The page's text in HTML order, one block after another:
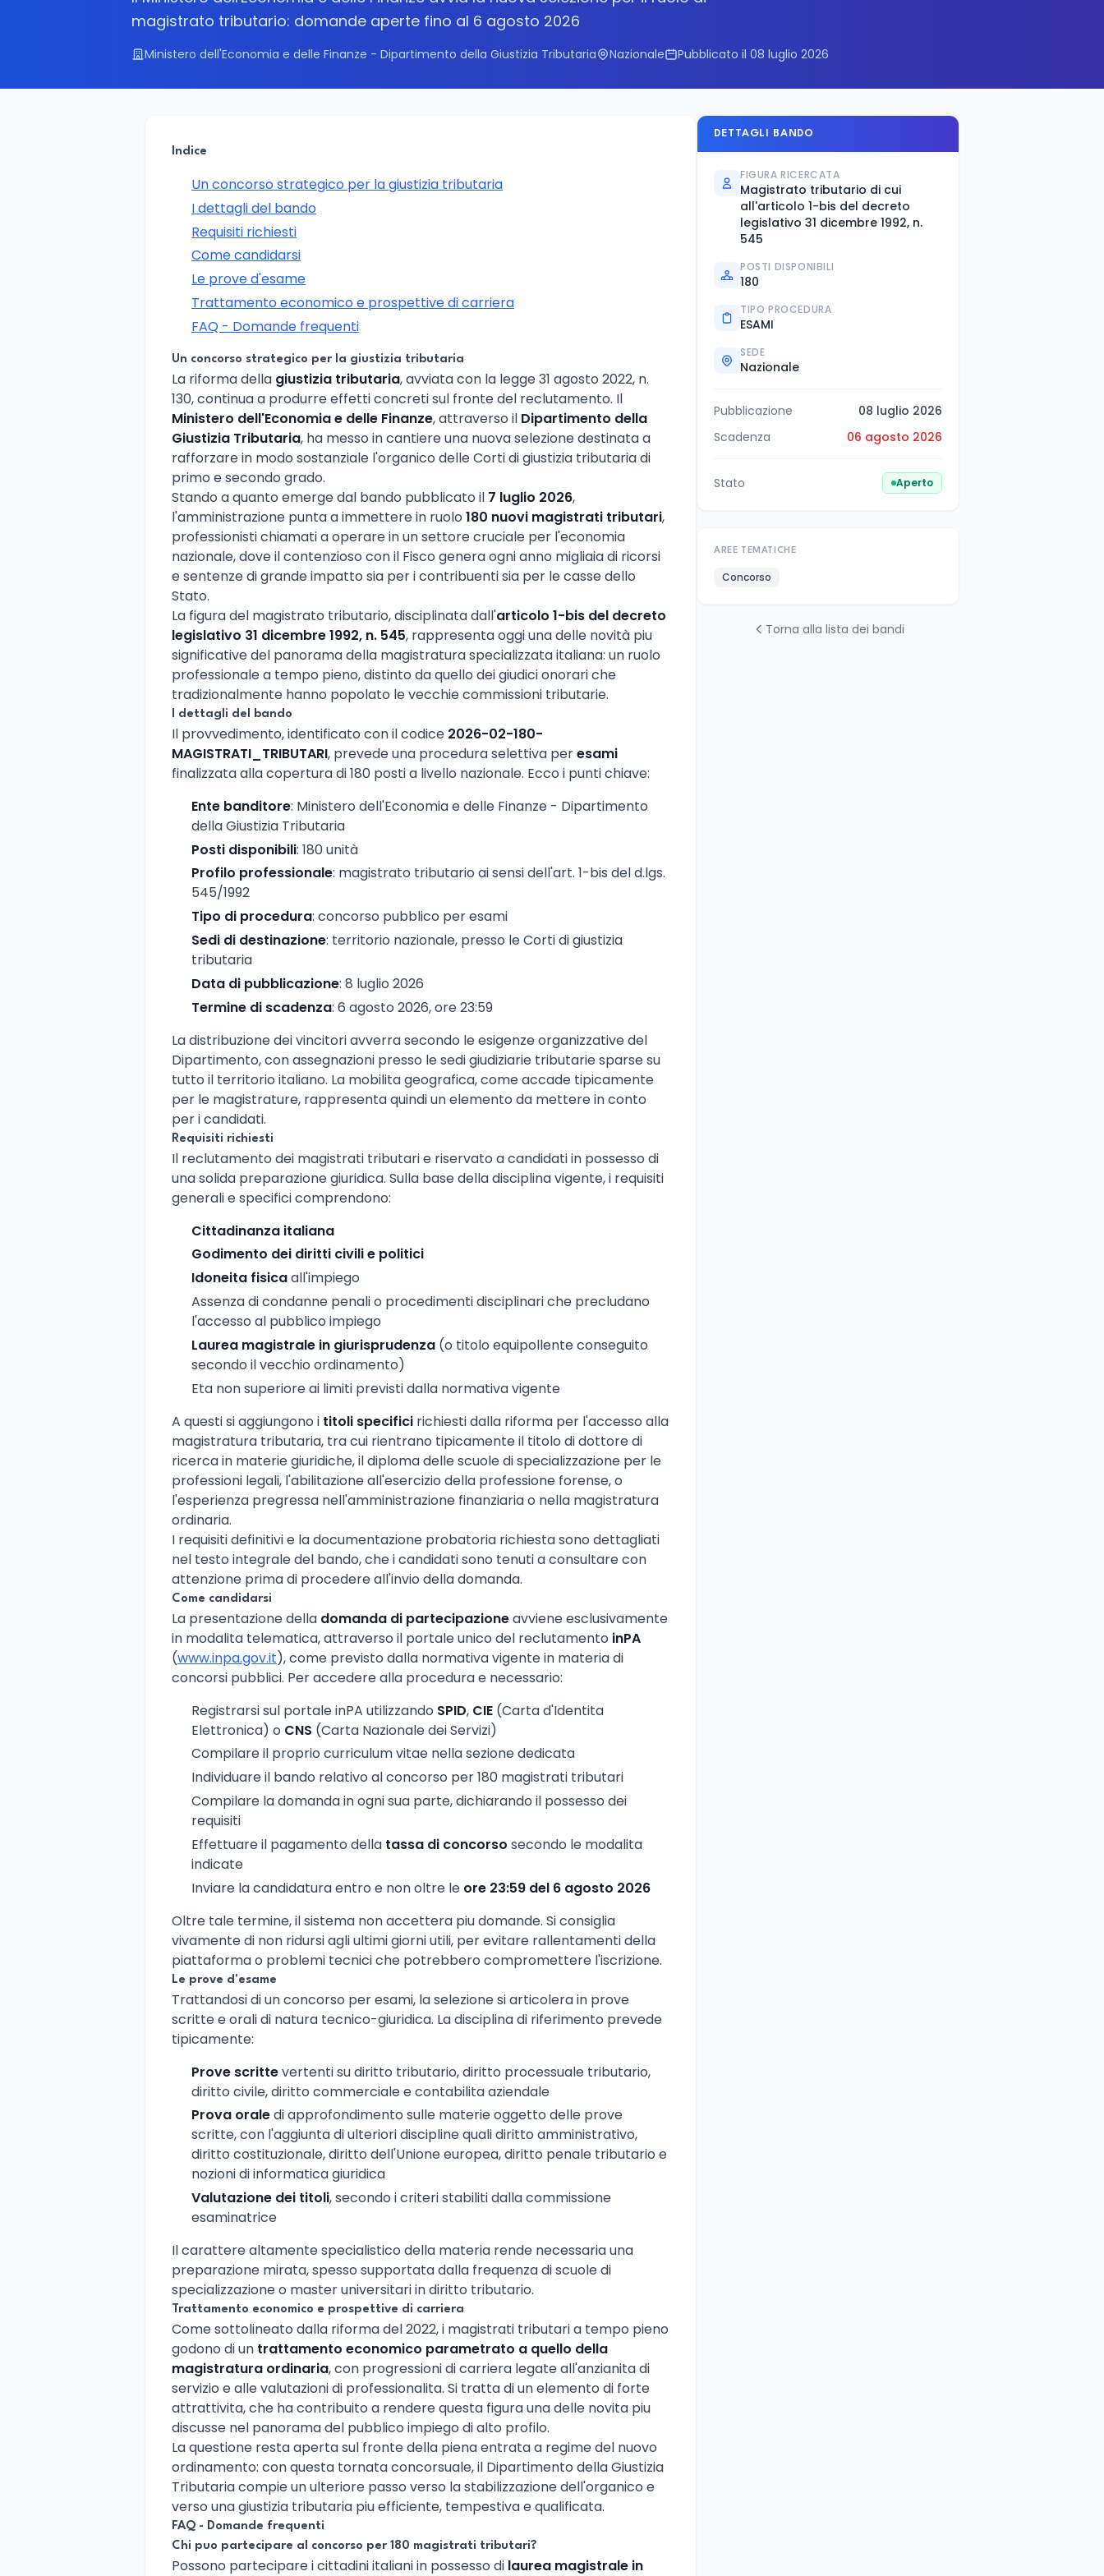
magistrato tributario: domande aperte fino al 6 agosto 2026
Ministero dell'Economia e delle Finanze - Dipartimento della Giustizia Tributaria Nazionale Pubblicato il 08 luglio 2026
Indice
Un concorso strategico per la giustizia tributaria
I dettagli del bando
Requisiti richiesti
Come candidarsi
Le prove d'esame
Trattamento economico e prospettive di carriera
FAQ - Domande frequenti
Un concorso strategico per la giustizia tributaria
La riforma della giustizia tributaria, avviata con la legge 31 agosto 2022, n.
130, continua a produrre effetti concreti sul fronte del reclutamento. Il
Ministero dell'Economia e delle Finanze, attraverso il Dipartimento della
Giustizia Tributaria, ha messo in cantiere una nuova selezione destinata a
rafforzare in modo sostanziale l'organico delle Corti di giustizia tributaria di
primo e secondo grado.
Stando a quanto emerge dal bando pubblicato il 7 luglio 2026,
l'amministrazione punta a immettere in ruolo 180 nuovi magistrati tributari,
professionisti chiamati a operare in un settore cruciale per l'economia
nazionale, dove il contenzioso con il Fisco genera ogni anno migliaia di ricorsi
e sentenze di grande impatto sia per i contribuenti sia per le casse dello
Stato.
La figura del magistrato tributario, disciplinata dall'articolo 1-bis del decreto
legislativo 31 dicembre 1992, n. 545, rappresenta oggi una delle novità piu
significative del panorama della magistratura specializzata italiana: un ruolo
professionale a tempo pieno, distinto da quello dei giudici onorari che
tradizionalmente hanno popolato le vecchie commissioni tributarie.
I dettagli del bando
Il provvedimento, identificato con il codice 2026-02-180-
MAGISTRATI_TRIBUTARI, prevede una procedura selettiva peresami
finalizzata alla copertura di 180 posti a livello nazionale. Ecco i punti chiave:
Ente banditore: Ministero dell'Economia e delle Finanze - Dipartimento
della Giustizia Tributaria
Posti disponibili: 180 unità
Profilo professionale: magistrato tributario ai sensi dell'art. 1-bis del d.lgs.
545/1992
Tipo di procedura: concorso pubblico per esami
Sedi di destinazione: territorio nazionale, presso le Corti di giustizia
tributaria
Data di pubblicazione: 8 luglio 2026
Termine di scadenza: 6 agosto 2026, ore 23:59
La distribuzione dei vincitori avverra secondo le esigenze organizzative del
Dipartimento, con assegnazioni presso le sedi giudiziarie tributarie sparse su
tutto il territorio italiano. La mobilita geografica, come accade tipicamente
per le magistrature, rappresenta quindi un elemento da mettere in conto
per i candidati.
Requisiti richiesti
Il reclutamento dei magistrati tributari e riservato a candidati in possesso di
una solida preparazione giuridica. Sulla base della disciplina vigente, i requisiti
generali e specifici comprendono:
Cittadinanza italiana
Godimento dei diritti civili e politici
Idoneita fisicaall'impiego
Assenza di condanne penali o procedimenti disciplinari che precludano
l'accesso al pubblico impiego
Laurea magistrale in giurisprudenza (o titolo equipollente conseguito
secondo il vecchio ordinamento)
Eta non superiore ai limiti previsti dalla normativa vigente
A questi si aggiungono i titoli specifici richiesti dalla riforma per l'accesso alla
magistratura tributaria, tra cui rientrano tipicamente il titolo di dottore di
ricerca in materie giuridiche, il diploma delle scuole di specializzazione per le
professioni legali, l'abilitazione all'esercizio della professione forense, o
l'esperienza pregressa nell'amministrazione finanziaria o nella magistratura
ordinaria.
I requisiti definitivi e la documentazione probatoria richiesta sono dettagliati
nel testo integrale del bando, che i candidati sono tenuti a consultare con
attenzione prima di procedere all'invio della domanda.
Come candidarsi
La presentazione della domanda di partecipazioneavviene esclusivamente
in modalita telematica, attraverso il portale unico del reclutamento inPA
(www.inpa.gov.it), come previsto dalla normativa vigente in materia di
concorsi pubblici. Per accedere alla procedura e necessario:
Registrarsi sul portale inPA utilizzando SPID, CIE (Carta d'Identita
Elettronica) o CNS (Carta Nazionale dei Servizi)
Compilare il proprio curriculum vitae nella sezione dedicata
Individuare il bando relativo al concorso per 180 magistrati tributari
Compilare la domanda in ogni sua parte, dichiarando il possesso dei
requisiti
Effettuare il pagamento della tassa di concorso secondo le modalita
indicate
Inviare la candidatura entro e non oltre le ore 23:59 del 6 agosto 2026
Oltre tale termine, il sistema non accettera piu domande. Si consiglia
vivamente di non ridursi agli ultimi giorni utili, per evitare rallentamenti della
piattaforma o problemi tecnici che potrebbero compromettere l'iscrizione.
Le prove d'esame
Trattandosi di un concorso per esami, la selezione si articolera in prove
scritte e orali di natura tecnico-giuridica. La disciplina di riferimento prevede
tipicamente:
Prove scrittevertenti su diritto tributario, diritto processuale tributario,
diritto civile, diritto commerciale e contabilita aziendale
Prova oraledi approfondimento sulle materie oggetto delle prove
scritte, con l'aggiunta di ulteriori discipline quali diritto amministrativo,
diritto costituzionale, diritto dell'Unione europea, diritto penale tributario e
nozioni di informatica giuridica
Valutazione dei titoli, secondo i criteri stabiliti dalla commissione
esaminatrice
Il carattere altamente specialistico della materia rende necessaria una
preparazione mirata, spesso supportata dalla frequenza di scuole di
specializzazione o master universitari in diritto tributario.
Trattamento economico e prospettive di carriera
Come sottolineato dalla riforma del 2022, i magistrati tributari a tempo pieno
godono di un trattamento economico parametrato a quello della
magistratura ordinaria, con progressioni di carriera legate all'anzianita di
servizio e alle valutazioni di professionalita. Si tratta di un elemento di forte
attrattivita, che ha contribuito a rendere questa figura una delle novita piu
discusse nel panorama del pubblico impiego di alto profilo.
La questione resta aperta sul fronte della piena entrata a regime del nuovo
ordinamento: con questa tornata concorsuale, il Dipartimento della Giustizia
Tributaria compie un ulteriore passo verso la stabilizzazione dell'organico e
verso una giustizia tributaria piu efficiente, tempestiva e qualificata.
FAQ - Domande frequenti
Chi puo partecipare al concorso per 180 magistrati tributari?
Possono partecipare i cittadini italiani in possesso di laurea magistrale in
DETTAGLI BANDO
FIGURA RICERCATA
Magistrato tributario di cui
all'articolo 1-bis del decreto
legislativo 31 dicembre 1992, n.
545
POSTI DISPONIBILI
180
TIPO PROCEDURA
ESAMI
SEDE
Nazionale
Pubblicazione
08 luglio 2026
Scadenza
06 agosto 2026
Stato Aperto
AREE TEMATICHE
Concorso
Torna alla lista dei bandi